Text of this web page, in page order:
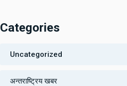
Categories
Uncategorized
अन्तराष्ट्रिय खबर